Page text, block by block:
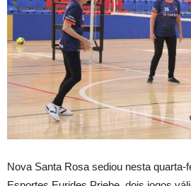
Nova Santa Rosa sediou nesta quarta-